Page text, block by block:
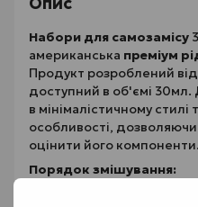
Набори для самозамісу
американська преміум
Продукт розроблений
доступний в об'ємі
в мінімалістичному стилі
особливості,
оцінити його компоненти.
Порядок змішування: